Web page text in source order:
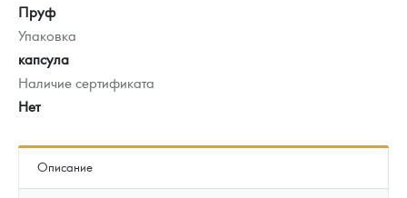
Пруф
Упаковка
капсула
Наличие сертификата
Нет
Описание